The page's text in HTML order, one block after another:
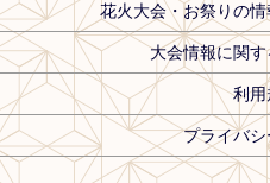
花火大会・お祭りの
大会情報に関
利用
プライバ